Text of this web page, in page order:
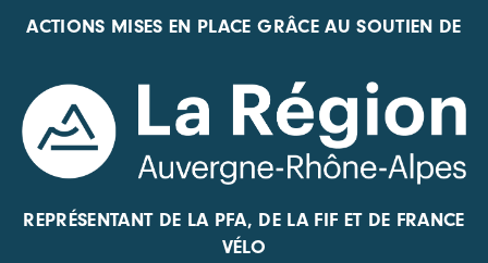
ACTIONS MISES EN PLACE GRÂCE AU SOUTIEN DE
REPRÉSENTANT DE LA PFA, DE LA FIF ET DE FRANCE
VÉLO